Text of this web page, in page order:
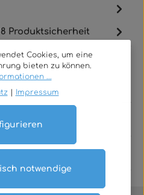
Produktsicherheit
Cookies, um eine
bieten zu können.
...
Impressum
notwendige